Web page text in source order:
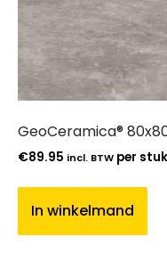
GeoCeramica®
€89.95 incl. BTW per stuk
In winkelmand